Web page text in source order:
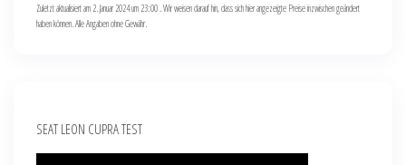
Zuletzt aktualisiert am 2. Januar 2024 um 23:00 . Wir weisen darauf hin, dass sich hier angezeigte Preise inzwischen geändert
haben können. Alle Angaben ohne Gewähr.
SEAT LEON CUPRA TEST